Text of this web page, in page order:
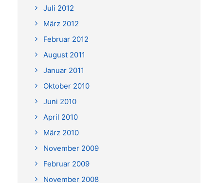
Juli 2012
März 2012
Februar 2012
August 2011
Januar 2011
Oktober 2010
Juni 2010
April 2010
März 2010
November 2009
Februar 2009
November 2008